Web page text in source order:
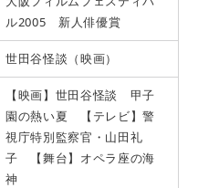
ル2005 新人俳優賞
世田谷怪談（映画）
【映画】世田谷怪談 甲子
園の熱い夏 【テレビ】警
視庁特別監察官・山田礼
子 【舞台】オペラ座の海
神